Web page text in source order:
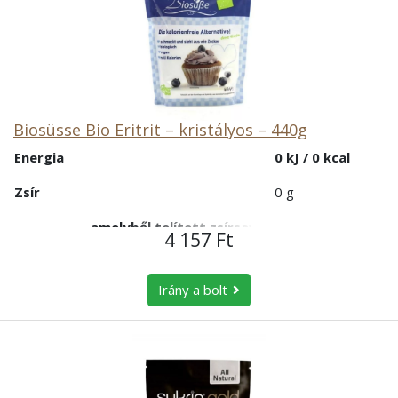
Biosüsse Bio Eritrit – kristályos – 440g
Energia
0 kJ / 0 kcal
Zsír
0 g
- amelyből telített zsírsavak
- amelyből cukrok
4 157 Ft
Irány a bolt